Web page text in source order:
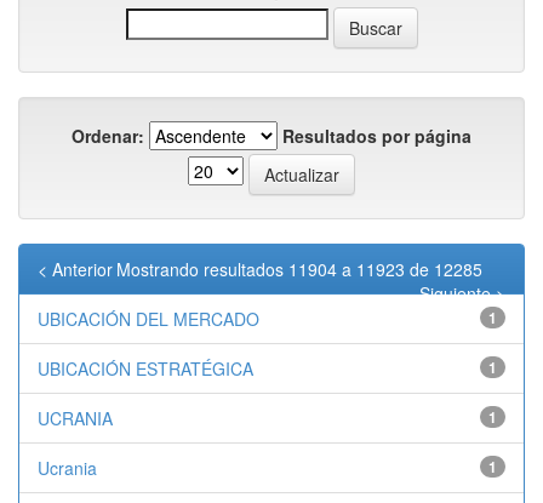
Ordenar: Resultados por página
Mostrando resultados 11904 a 11923 de 12285
< Anterior
Siguiente >
UBICACIÓN DEL MERCADO
1
UBICACIÓN ESTRATÉGICA 1
UCRANIA 1
Ucrania 1